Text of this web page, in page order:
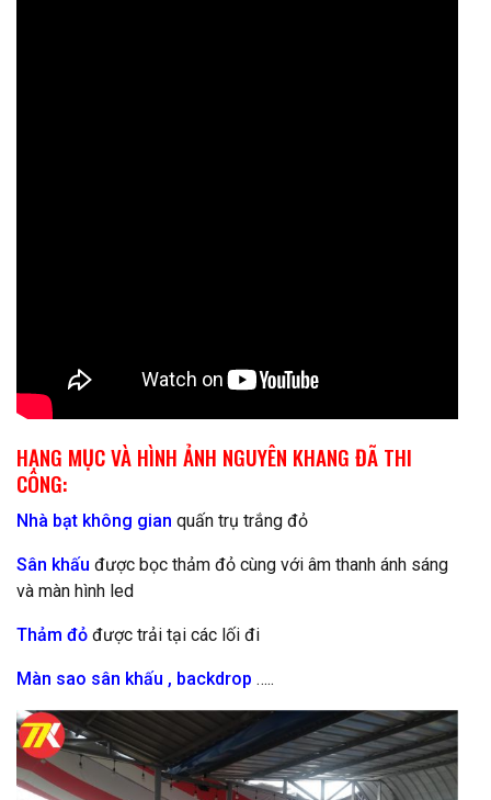
HẠNG MỤC VÀ HÌNH ẢNH NGUYÊN KHANG ĐÃ THI
CÔNG:
Nhà bạt không gian quấn trụ trắng đỏ
Sân khấu được bọc thảm đỏ cùng với âm thanh ánh sáng
và màn hình led
Thảm đỏ được trải tại các lối đi
Màn sao sân khấu , backdrop …..